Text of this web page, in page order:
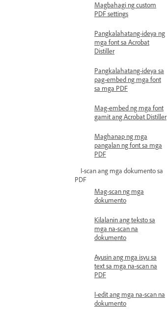
Magbahagi ng custom
PDF settings
Pangkalahatang-ideya ng
mga font sa Acrobat
Distiller
Pangkalahatang-ideya sa
pag-embed ng mga font
sa mga PDF
Mag-embed ng mga font
gamit ang Acrobat Distiller
Maghanap ng mga
pangalan ng font sa mga
PDF
I-scan ang mga dokumento sa
PDF
Mag-scan ng mga
dokumento
Kilalanin ang teksto sa
mga na-scan na
dokumento
Ayusin ang mga isyu sa
text sa mga na-scan na
PDF
I-edit ang mga na-scan na
dokumento